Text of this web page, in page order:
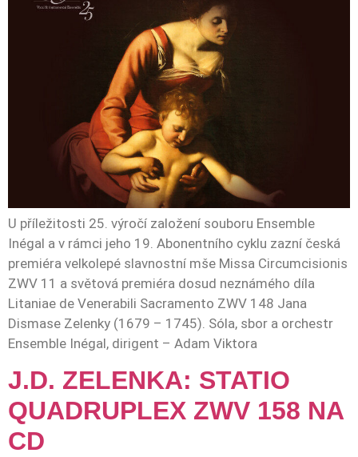
U příležitosti 25. výročí založení souboru Ensemble
Inégal a v rámci jeho 19. Abonentního cyklu zazní česká
premiéra velkolepé slavnostní mše Missa Circumcisionis
ZWV 11 a světová premiéra dosud neznámého díla
Litaniae de Venerabili Sacramento ZWV 148 Jana
Dismase Zelenky (1679 – 1745). Sóla, sbor a orchestr
Ensemble Inégal, dirigent – Adam Viktora
J.D. ZELENKA: STATIO
QUADRUPLEX ZWV 158 NA
CD